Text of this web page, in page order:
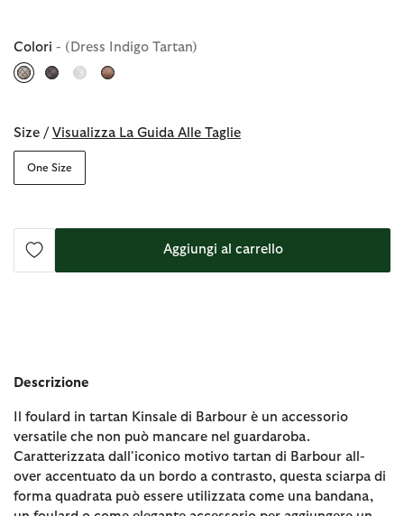
Colori - (Dress Indigo Tartan)
Size / Visualizza La Guida Alle Taglie
One Size
Aggiungi al carrello
Descrizione
Il foulard in tartan Kinsale di Barbour è un accessorio
versatile che non può mancare nel guardaroba.
Caratterizzata dall'iconico motivo tartan di Barbour all-
over accentuato da un bordo a contrasto, questa sciarpa di
forma quadrata può essere utilizzata come una bandana,